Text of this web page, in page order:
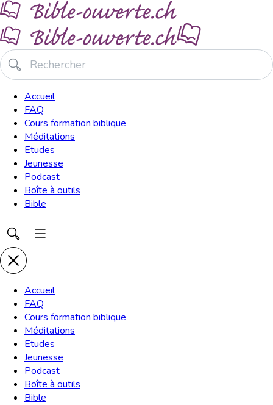
Accueil
FAQ
Cours formation biblique
Méditations
Etudes
Jeunesse
Podcast
Boîte à outils
Bible
Accueil
FAQ
Cours formation biblique
Méditations
Etudes
Jeunesse
Podcast
Boîte à outils
Bible